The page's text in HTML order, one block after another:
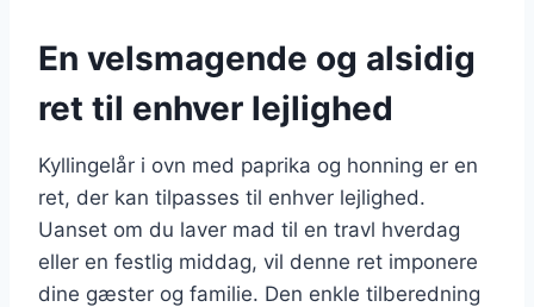
En velsmagende og alsidig
ret til enhver lejlighed
Kyllingelår i ovn med paprika og honning er en
ret, der kan tilpasses til enhver lejlighed.
Uanset om du laver mad til en travl hverdag
eller en festlig middag, vil denne ret imponere
dine gæster og familie. Den enkle tilberedning